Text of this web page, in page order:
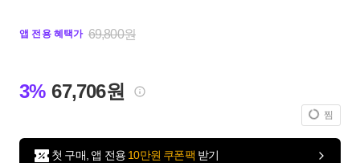
앱 전용 혜택가 69,800원
3% 67,706원
찜
첫 구매, 앱 전용 10만원 쿠폰팩 받기